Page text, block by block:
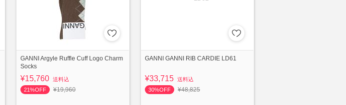
GANNI Argyle Ruffle Cuff Logo Charm
Socks
¥15,760 送料込
21%OFF
¥19,960
GANNI GANNI RIB CARDIE LD61
¥33,715 送料込
30%OFF
¥48,825